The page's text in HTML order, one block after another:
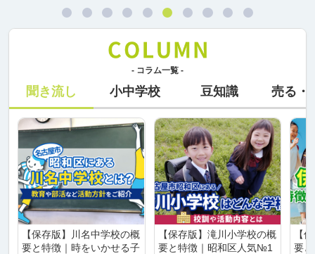
- コラム一覧 -
聞き流し 小中学校 豆知識 売る・
【保存版】川名中学校の概
要と特徴｜時をいかせる子
【保存版】滝川小学校の概
要と特徴｜昭和区人気№1
【
要